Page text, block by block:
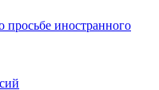
иностранного